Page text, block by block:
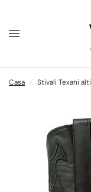
Casa / Stivali Texani